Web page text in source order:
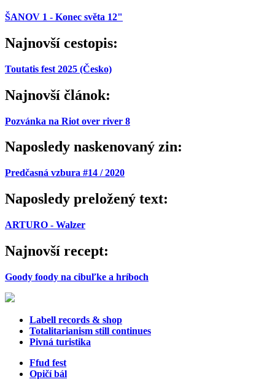
ŠANOV 1 - Konec světa 12"
Najnovší cestopis:
Toutatis fest 2025 (Česko)
Najnovší článok:
Pozvánka na Riot over river 8
Naposledy naskenovaný zin:
Predčasná vzbura #14 / 2020
Naposledy preložený text:
ARTURO - Walzer
Najnovší recept:
Goody foody na cibuľke a hríboch
Labell records & shop
Totalitarianism still continues
Pivná turistika
Ffud fest
Opičí bál